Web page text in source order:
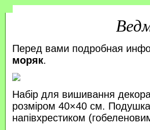
Перед вами подробная
моряк.
Набір для вишивання
розміром 40×40 см.
напівхрестиком